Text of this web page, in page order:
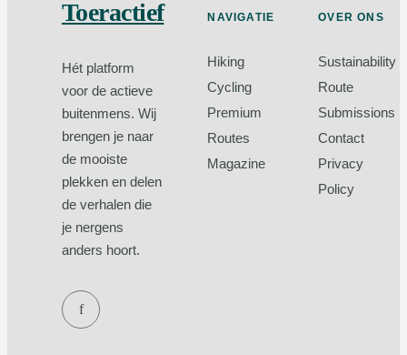
Toeractief
Hét platform
voor de actieve
buitenmens. Wij
brengen je naar
de mooiste
plekken en delen
de verhalen die
je nergens
anders hoort.
f
NAVIGATIE
Hiking
Cycling
Premium
Routes
Magazine
OVER ONS
Sustainability
Route
Submissions
Contact
Privacy
Policy